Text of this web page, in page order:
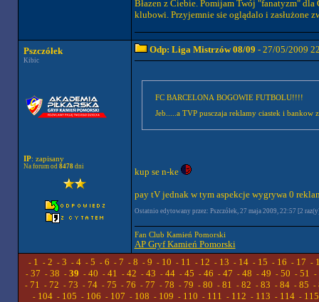
Błazen z Ciebie. Pomijam Twój "fanatyzm" dla
klubowi. Przyjemnie sie oglądalo i zasłużone
Pszczółek
Kibic
IP: zapisany
Na forum od 8478dni
Odp: Liga Mistrzów 08/09 - 27/05/2009
FC BARCELONA BOGOWIE FUTBOLU!!!!
Jeb.....a TVP pusczaja reklamy ciastek i bankow
kup se n-ke
pay tV jednak w tym aspekcje wygrywa 0
Ostatnio edytowany przez: Pszczółek, 27 maja 2009, 22:57 [2
Fan Club Kamień Pomorski
AP Gryf Kamień Pomorski
- 1 - 2 - 3 - 4 - 5 - 6 - 7 - 8 - 9 - 10 - 11 - 12 - 13 - 14 - 15 - 16 - 17 -
- 37 - 38 - 39 - 40 - 41 - 42 - 43 - 44- 45 - 46 - 47 - 48 - 49 - 50 - 51 -
- 71 - 72 - 73 - 74 - 75 - 76 - 77 - 78 - 79 - 80 - 81 - 82 - 83 - 84 - 85 -
- 104 - 105 - 106 - 107 - 108 - 109 - 110 - 111 - 112 - 113 - 114 - 115